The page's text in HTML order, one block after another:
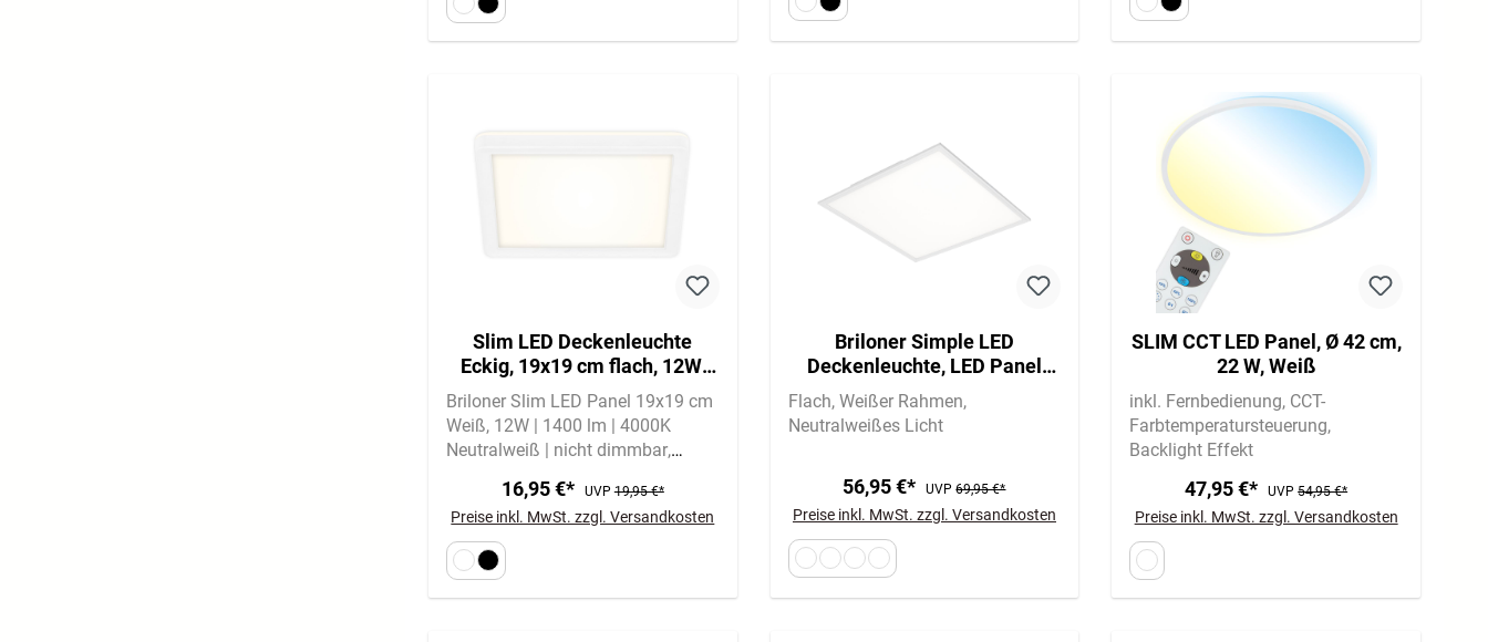
Slim LED Deckenleuchte
Eckig, 19x19 cm flach, 12W,
1400 lm, Neutralweiß,
Backlight, Weiß
Briloner Slim LED Panel 19x19 cm
Weiß 12W | 1400 lm | 4000K
Neutralweiß | nicht dimmbar
angenehmes Raumlicht
16,95 €* UVP19,95 €*
Preise inkl. MwSt. zzgl. Versandkosten
Briloner Simple LED
Deckenleuchte, LED Panel
Flach, Eckig, 59,5x59,5 cm,
Weiß
Flach Weißer Rahmen
Neutralweißes Licht
56,95 €* UVP69,95 €*
Preise inkl. MwSt. zzgl. Versandkosten
SLIM CCT LED Panel, Ø 42 cm,
22 W, Weiß
inkl. Fernbedienung CCT-
Farbtemperatursteuerung
Backlight Effekt
47,95 €* UVP54,95 €*
Preise inkl. MwSt. zzgl. Versandkosten